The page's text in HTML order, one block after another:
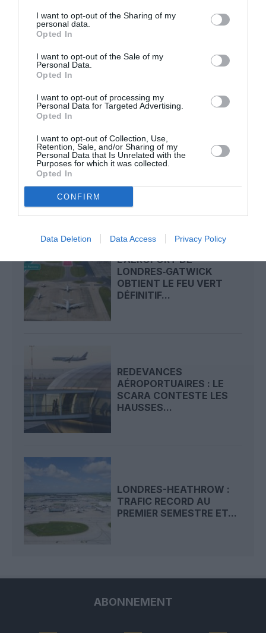
I want to opt-out of the Sharing of my
personal data.
Opted In
I want to opt-out of the Sale of my
Personal Data.
Opted In
I want to opt-out of processing my
Personal Data for Targeted Advertising.
Opted In
I want to opt-out of Collection, Use,
Retention, Sale, and/or Sharing of my
Personal Data that Is Unrelated with the
Purposes for which it was collected.
Opted In
CONFIRM
Data Deletion Data Access Privacy Policy
Manfou a commenté l'article :
Pyramides, croisières et mer Rouge : l’Égypte mise sur
Pointe‑à‑Pitre – Panama City : Air France ouvre un pont
aérien vers l’Amérique latine
aeroport bombe Londres
LIRE AUSSI
L’AÉROPORT DE
LONDRES‑GATWICK
OBTIENT LE FEU VERT
DÉFINITIF...
REDEVANCES
AÉROPORTUAIRES : LE
SCARA CONTESTE LES
HAUSSES...
LONDRES-HEATHROW :
TRAFIC RECORD AU
PREMIER SEMESTRE ET...
ABONNEMENT